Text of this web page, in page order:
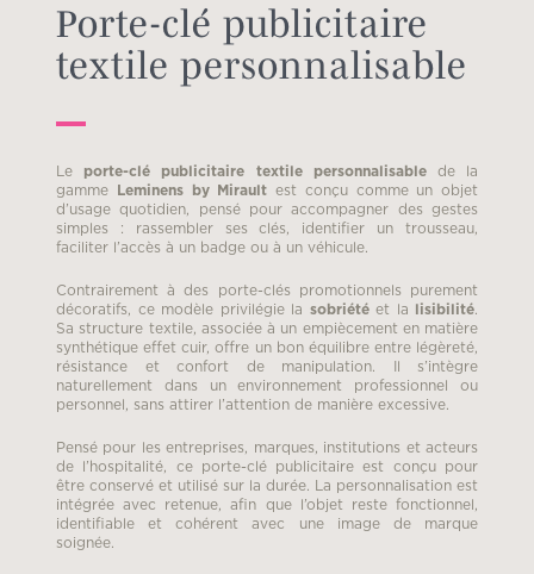
Porte-clé publicitaire
textile personnalisable
Le porte-clé publicitaire textile personnalisablede la
gamme
Leminens by Mirault est conçu comme un objet
d’usage quotidien, pensé pour accompagner des gestes
simples : rassembler ses clés, identifier un trousseau,
faciliter l’accès à un badge ou à un véhicule.
Contrairement à des porte-clés promotionnels purement
décoratifs, ce modèle privilégie la sobriétéet la lisibilité.
Sa structure textile, associée à un empiècement en matière
synthétique effet cuir, offre un bon équilibre entre légèreté,
résistance et confort de manipulation. Il s’intègre
naturellement dans un environnement professionnel ou
personnel, sans attirer l’attention de manière excessive.
Pensé pour les entreprises, marques, institutions et acteurs
de l’hospitalité, ce porte-clé publicitaire est conçu pour
être conservé et utilisé sur la durée. La personnalisation est
intégrée avec retenue, afin que l’objet reste fonctionnel,
identifiable et cohérent avec une image de marque
soignée.